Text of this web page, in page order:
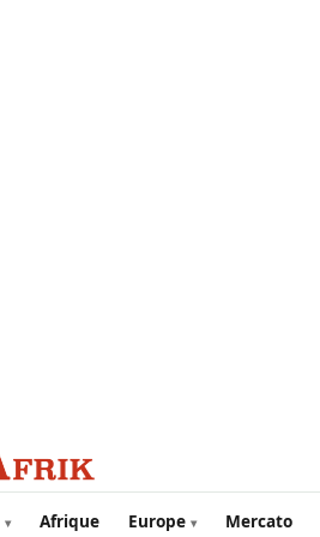
Afrique Europe Mercato